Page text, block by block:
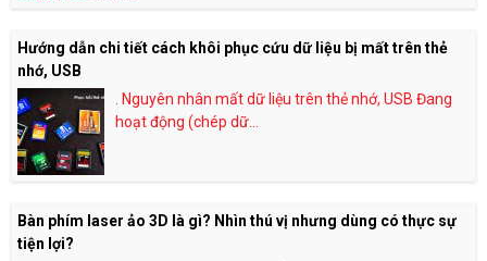
Hướng dẫn chi tiết cách khôi phục cứu dữ liệu bị mất trên thẻ
nhớ, USB
. Nguyên nhân mất dữ liệu trên thẻ nhớ, USB Đang
hoạt động (chép dữ...
Bàn phím laser ảo 3D là gì? Nhìn thú vị nhưng dùng có thực sự
tiện lợi?